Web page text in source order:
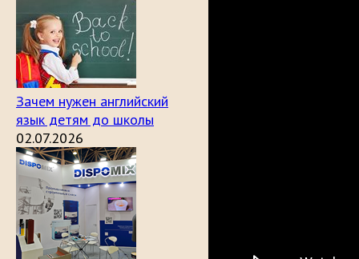
Зачем нужен английский
язык детям до школы
02.07.2026